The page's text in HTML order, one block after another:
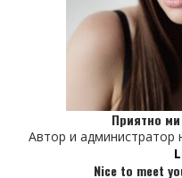
Приятно
Автор и администратор
Nice to meet